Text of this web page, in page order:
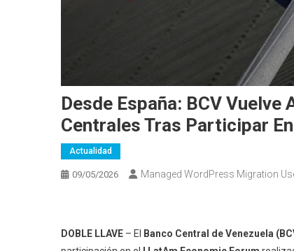
Desde España: BCV
Centrales Tras Participar
Actualidad
09/05/2026 Managed WordPress Migration
DOBLE LLAVE – El Banco Central de Venezuela